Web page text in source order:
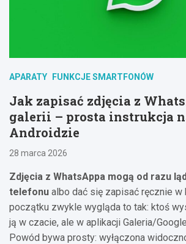
APARATY FUNKCJE SMARTFONÓW
Jak zapisać zdjęcia z
galerii – prosta instrukcja
Androidzie
28 marca 2026
Zdjęcia z WhatsAppa mogą od razu
telefonu albo dać się zapisać ręcznie w
początku zwykle wygląda to tak: ktoś
ją w czacie, ale w aplikacji Galeria/
Powód bywa prosty: wyłączona